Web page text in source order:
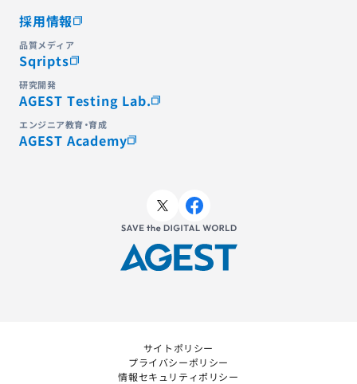
採用情報
品質メディア
Sqripts
研究開発
AGEST Testing Lab.
エンジニア教育・育成
AGEST Academy
サイトポリシー
プライバシーポリシー
情報セキュリティポリシー